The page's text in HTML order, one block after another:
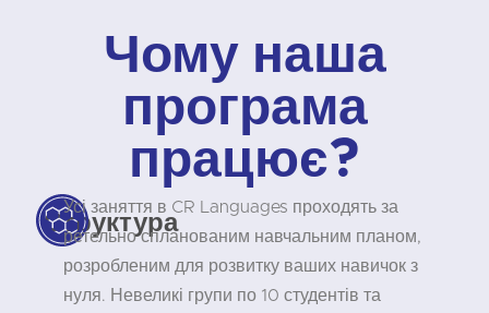
Чому наша
програма
працює?
Структура
Усі заняття в CR Languages проходять за
ретельно спланованим навчальним планом,
розробленим для розвитку ваших навичок з
нуля. Невеликі групи по 10 студентів та